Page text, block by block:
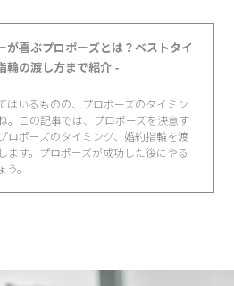
が喜ぶプロポーズとは？ベストタイ
輪の渡し方まで紹介 -
はいるものの、プロポーズのタイミン
。この記事では、プロポーズを決意す
ロポーズのタイミング、婚約指輪を渡
ます。プロポーズが成功した後にやる
。